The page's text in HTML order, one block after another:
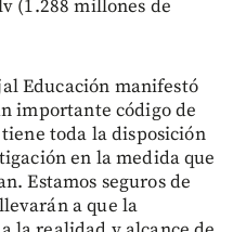
(1.288 millones de
Educación manifestó
importante código de
toda la disposición
en la medida que
Estamos seguros de
a que la